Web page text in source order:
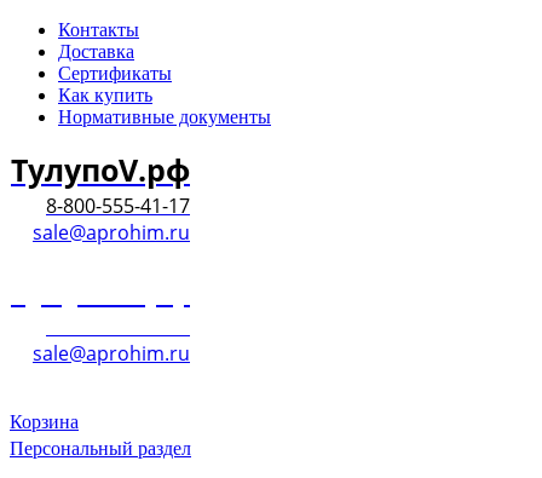
Контакты
Доставка
Сертификаты
Как купить
Нормативные документы
ТулупоV.рф
8-800-555-41-17
sale@aprohim.ru
sale@aprohim.ru
Корзина
Персональный раздел